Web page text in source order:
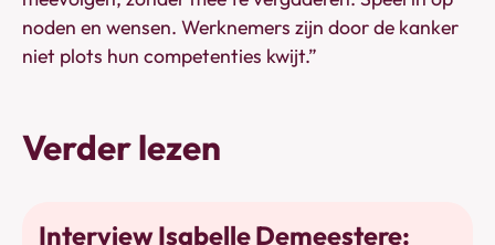
noden en wensen. Werknemers zijn door de kanker
niet plots hun competenties kwijt.”
Verder lezen
Interview Isabelle Demeestere: